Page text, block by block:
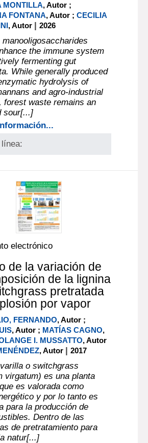
MONTILLA, Autor ;
FONTANA, Autor ;CECILIA
, Autor |2026
the immune system
fermenting gut
While generally produced
hydrolysis of
and agro-industrial
forest waste remains an
sour[...]
línea:
electrónico
de la variación de
de la lignina
pretratada
por vapor
FERNANDO, Autor ;
, Autor ; MATÍAS CAGNO,
I. MUSSATTO, Autor
, Autor |2017
o switchgrass
virgatum) es una planta
es valorada como
y por lo tanto es
para la producción de
Dentro de las
de pretratamiento para
natur[...]